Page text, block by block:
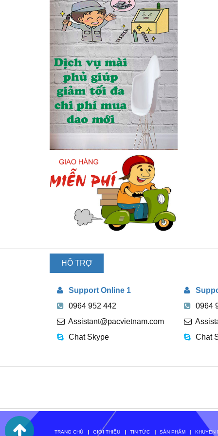
HỖ TRỢ
TUYẾN
Support Online 1
0964 952 442
Assistant@pacvietnam.com
Chat Skype
0964
Chat
TRANG CHỦ GIỚI THIỆU TIN TỨC SẢN PHẨM KHUYẾN